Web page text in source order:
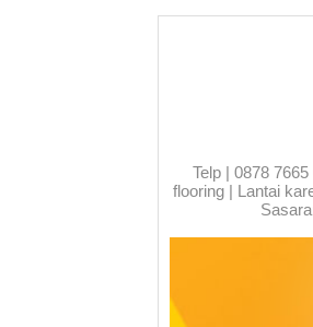
Telp | 0878
flooring | Lantai